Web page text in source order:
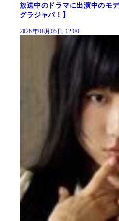
放送中のドラマに出演中のモ
グラジャパ！】
2026年08月05日 12:00